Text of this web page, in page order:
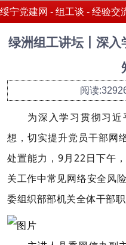
绥宁党建网 - 组工谈 - 经验交
绿洲组工讲坛丨深
阅读
为深入学习贯彻习
想，切实提升党员干部网
处置能力，9月22日下午
关工作中常见网络安全风
委组织部部机关全体干部职